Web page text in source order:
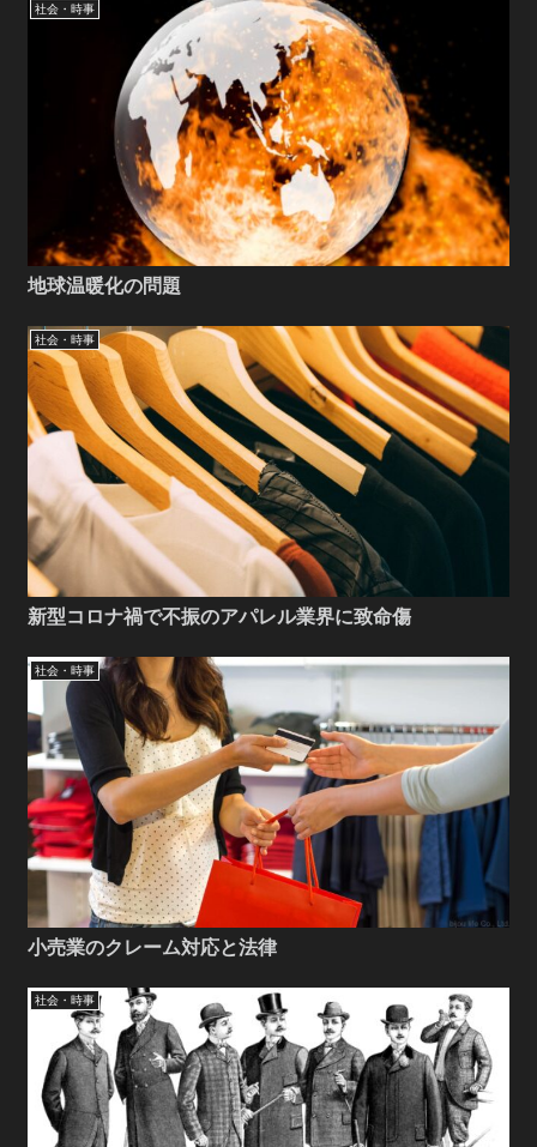
社会・時事
地球温暖化の問題
社会・時事
新型コロナ禍で不振のアパレル業界に致命傷
社会・時事
小売業のクレーム対応と法律
社会・時事